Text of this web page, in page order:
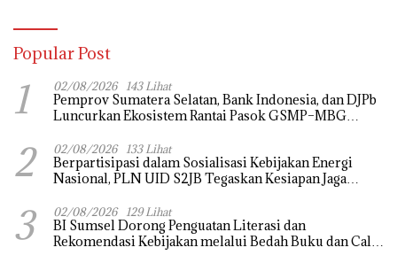
Popular Post
1 02/08/2026 143 Lihat
Pemprov Sumatera Selatan, Bank Indonesia, dan DJPb
Luncurkan Ekosistem Rantai Pasok GSMP–MBG
Inflasi
2 02/08/2026 133 Lihat
Berpartisipasi dalam Sosialisasi Kebijakan Energi
Nasional, PLN UID S2JB Tegaskan Kesiapan Jaga
3 02/08/2026 129 Lihat
BI Sumsel Dorong Penguatan Literasi dan
Rekomendasi Kebijakan melalui Bedah Buku dan Call